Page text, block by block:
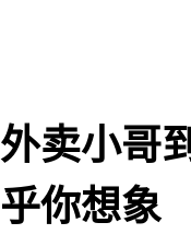
外卖小哥
乎你想象